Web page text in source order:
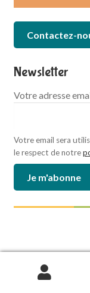
Contactez-
Newsletter
Votre adresse
Votre email sera
le respect de notre
Recherche